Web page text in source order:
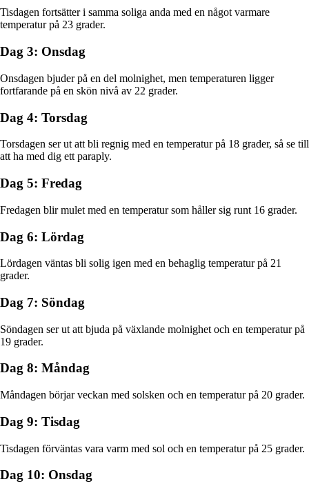
Tisdagen fortsätter i samma soliga anda med en något varmare
temperatur på 23 grader.
Dag 3: Onsdag
Onsdagen bjuder på en del molnighet, men temperaturen ligger
fortfarande på en skön nivå av 22 grader.
Dag 4: Torsdag
Torsdagen ser ut att bli regnig med en temperatur på 18 grader, så se till
att ha med dig ett paraply.
Dag 5: Fredag
Fredagen blir mulet med en temperatur som håller sig runt 16 grader.
Dag 6: Lördag
Lördagen väntas bli solig igen med en behaglig temperatur på 21
grader.
Dag 7: Söndag
Söndagen ser ut att bjuda på växlande molnighet och en temperatur på
19 grader.
Dag 8: Måndag
Måndagen börjar veckan med solsken och en temperatur på 20 grader.
Dag 9: Tisdag
Tisdagen förväntas vara varm med sol och en temperatur på 25 grader.
Dag 10: Onsdag